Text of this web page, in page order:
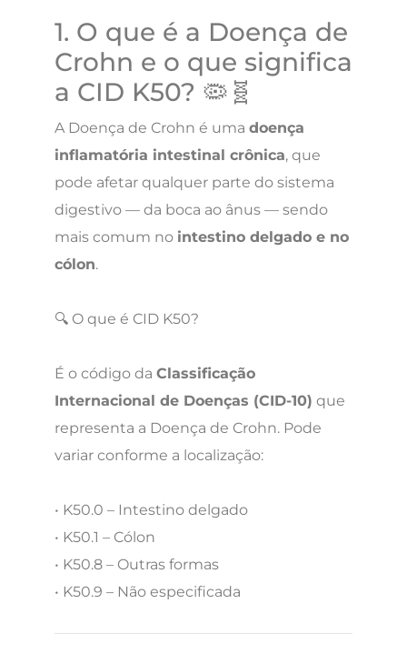
1. O que é a Doença de
Crohn e o que significa
a CID K50? 🦠🧬
A Doença de Crohn é uma doença
inflamatória intestinal crônica, que
pode afetar qualquer parte do sistema
digestivo — da boca ao ânus — sendo
mais comum no intestino delgado e no
cólon.
🔍 O que é CID K50?
É o código da Classificação
Internacional de Doenças (CID-10) que
representa a Doença de Crohn. Pode
variar conforme a localização:
• K50.0 – Intestino delgado
• K50.1 – Cólon
• K50.8 – Outras formas
• K50.9 – Não especificada